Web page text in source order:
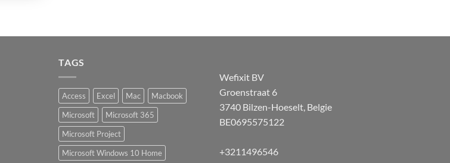
TAGS
Access Excel Mac
Macbook
Microsoft
Microsoft 365
Microsoft Project
Microsoft Windows 10 Home
Wefixit BV
Groenstraat 6
3740 Bilzen-Hoeselt, Belgie
BE0695575122
+3211496546